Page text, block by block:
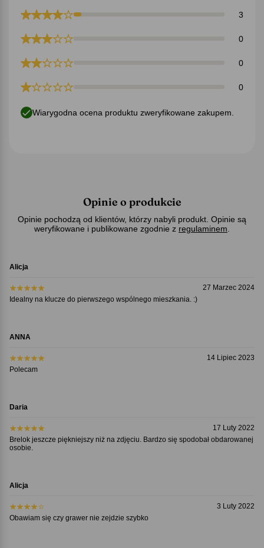
3
0
0
0
Wiarygodna ocena produktu zweryfikowane zakupem.
Opinie o produkcie
Opinie pochodzą od klientów, którzy nabyli produkt. Opinie są
weryfikowane i publikowane zgodnie z regulaminem
Alicja
27 Marzec 2024
Idealny na klucze do pierwszego wspólnego mieszkania. :)
ANNA
14 Lipiec 2023
Polecam
Daria
17 Luty 2022
Brelok jeszcze piękniejszy niż na zdjęciu. Bardzo się spodobał obdarowanej
osobie.
Alicja
3 Luty 2022
Obawiam się czy grawer nie zejdzie szybko